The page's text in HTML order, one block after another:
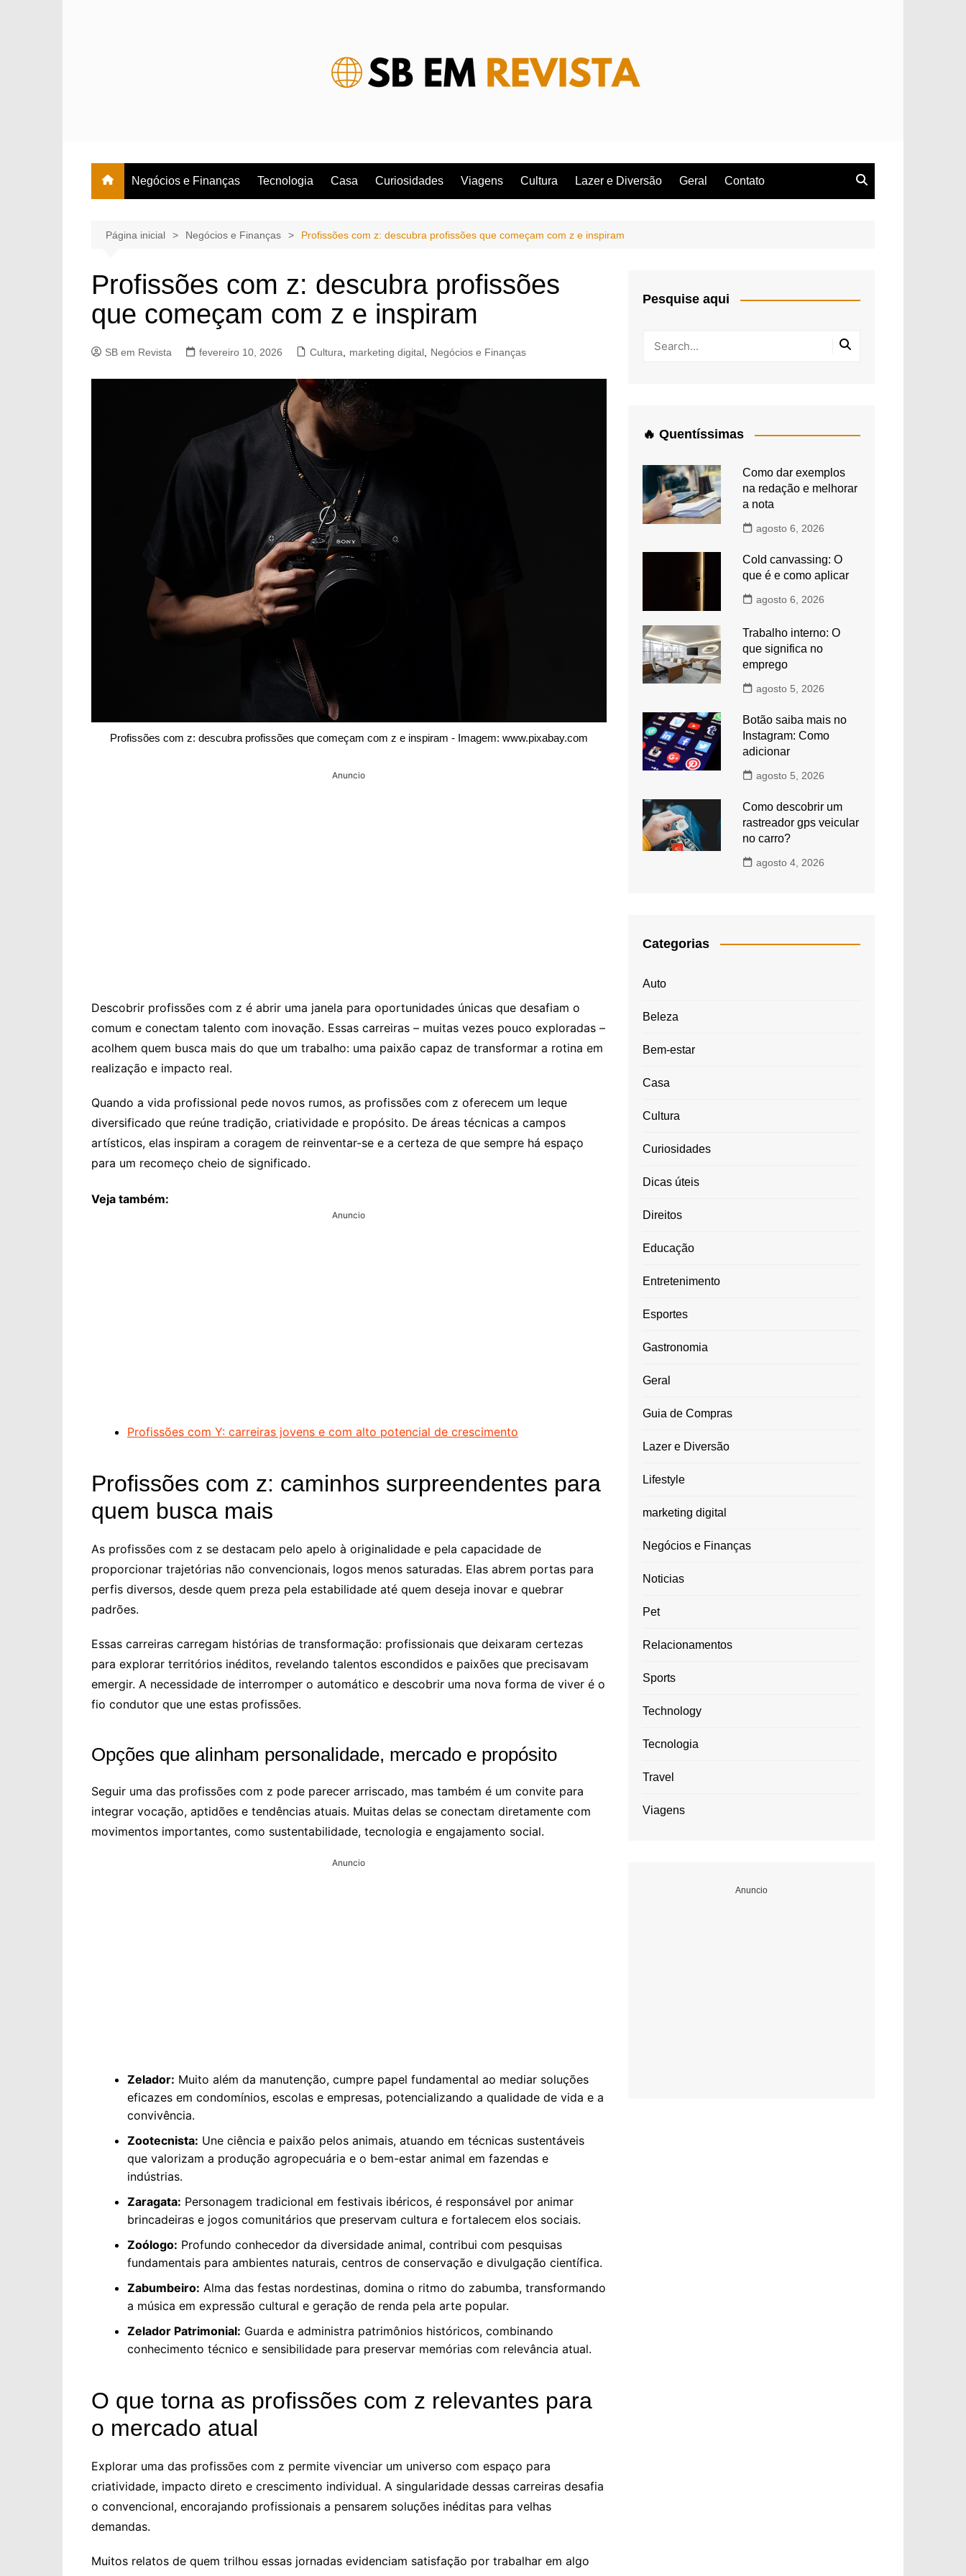
Negócios e Finanças Tecnologia Casa Curiosidades Viagens Cultura Lazer e Diversão Geral Contato
Página inicial Negócios e Finanças Profissões com z: descubra profissões que começam com z e inspiram
Profissões com z: descubra profissões
que começam com z e inspiram
SB em Revista fevereiro 10, 2026 Cultura marketing digital Negócios e Finanças
Profissões com z: descubra profissões que começam com z e inspiram - Imagem: www.pixabay.com
Anuncio
Descobrir profissões com z é abrir uma janela para oportunidades únicas que desafiam o
comum e conectam talento com inovação. Essas carreiras – muitas vezes pouco exploradas –
acolhem quem busca mais do que um trabalho: uma paixão capaz de transformar a rotina em
realização e impacto real.
Quando a vida profissional pede novos rumos, as profissões com z oferecem um leque
diversificado que reúne tradição, criatividade e propósito. De áreas técnicas a campos
artísticos, elas inspiram a coragem de reinventar-se e a certeza de que sempre há espaço
para um recomeço cheio de significado.
Veja também:
Anuncio
Profissões com Y: carreiras jovens e com alto potencial de crescimento
Profissões com z: caminhos surpreendentes para
quem busca mais
As profissões com z se destacam pelo apelo à originalidade e pela capacidade de
proporcionar trajetórias não convencionais, logos menos saturadas. Elas abrem portas para
perfis diversos, desde quem preza pela estabilidade até quem deseja inovar e quebrar
padrões.
Essas carreiras carregam histórias de transformação: profissionais que deixaram certezas
para explorar territórios inéditos, revelando talentos escondidos e paixões que precisavam
emergir. A necessidade de interromper o automático e descobrir uma nova forma de viver é o
fio condutor que une estas profissões.
Opções que alinham personalidade, mercado e propósito
Seguir uma das profissões com z pode parecer arriscado, mas também é um convite para
integrar vocação, aptidões e tendências atuais. Muitas delas se conectam diretamente com
movimentos importantes, como sustentabilidade, tecnologia e engajamento social.
Anuncio
Zelador: Muito além da manutenção, cumpre papel fundamental ao mediar soluções
eficazes em condomínios, escolas e empresas, potencializando a qualidade de vida e a
convivência.
Zootecnista: Une ciência e paixão pelos animais, atuando em técnicas sustentáveis
que valorizam a produção agropecuária e o bem-estar animal em fazendas e
indústrias.
Zaragata: Personagem tradicional em festivais ibéricos, é responsável por animar
brincadeiras e jogos comunitários que preservam cultura e fortalecem elos sociais.
Zoólogo: Profundo conhecedor da diversidade animal, contribui com pesquisas
fundamentais para ambientes naturais, centros de conservação e divulgação científica.
Zabumbeiro: Alma das festas nordestinas, domina o ritmo do zabumba, transformando
a música em expressão cultural e geração de renda pela arte popular.
Zelador Patrimonial: Guarda e administra patrimônios históricos, combinando
conhecimento técnico e sensibilidade para preservar memórias com relevância atual.
O que torna as profissões com z relevantes para
o mercado atual
Explorar uma das profissões com z permite vivenciar um universo com espaço para
criatividade, impacto direto e crescimento individual. A singularidade dessas carreiras desafia
o convencional, encorajando profissionais a pensarem soluções inéditas para velhas
demandas.
Muitos relatos de quem trilhou essas jornadas evidenciam satisfação por trabalhar em algo
Pesquise aqui
🔥 Quentíssimas
Como dar exemplos
na redação e melhorar
a nota
agosto 6, 2026
Cold canvassing: O
que é e como aplicar
agosto 6, 2026
Trabalho interno: O
que significa no
emprego
agosto 5, 2026
Botão saiba mais no
Instagram: Como
adicionar
agosto 5, 2026
Como descobrir um
rastreador gps veicular
no carro?
agosto 4, 2026
Categorias
Auto
Beleza
Bem-estar
Casa
Cultura
Curiosidades
Dicas úteis
Direitos
Educação
Entretenimento
Esportes
Gastronomia
Geral
Guia de Compras
Lazer e Diversão
Lifestyle
marketing digital
Negócios e Finanças
Noticias
Pet
Relacionamentos
Sports
Technology
Tecnologia
Travel
Viagens
Anuncio